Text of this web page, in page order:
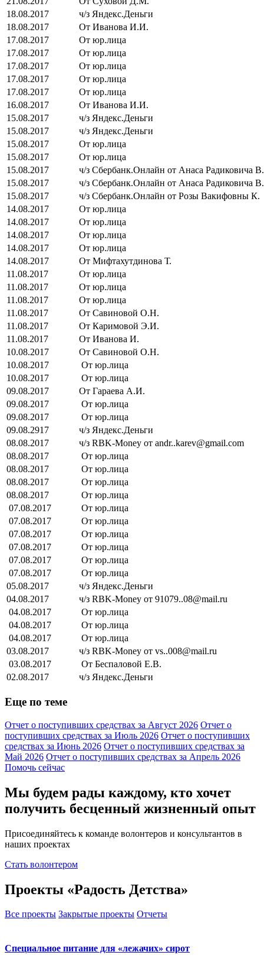
18.08.2017
ч/з Яндекс.Деньги
18.08.2017
От Иванова И.И.
17.08.2017
От юр.лица
17.08.2017
От юр.лица
17.08.2017
От юр.лица
17.08.2017
От юр.лица
17.08.2017
От юр.лица
16.08.2017
От Иванова И.И.
15.08.2017
ч/з Яндекс.Деньги
15.08.2017
ч/з Яндекс.Деньги
15.08.2017
От юр.лица
15.08.2017
От юр.лица
15.08.2017
ч/з Сбербанк.Онлайн от Анаса Радиковича В.
15.08.2017
ч/з Сбербанк.Онлайн от Анаса Радиковича В.
15.08.2017
ч/з Сбербанк.Онлайн от Розы Вакифовны К.
14.08.2017
От юр.лица
14.08.2017
От юр.лица
14.08.2017
От юр.лица
14.08.2017
От юр.лица
14.08.2017
От Мифтахутдинова Т.
11.08.2017
От юр.лица
11.08.2017
От юр.лица
11.08.2017
От юр.лица
11.08.2017
От Савиновой О.Н.
11.08.2017
От Каримовой Э.И.
11.08.2017
От Иванова И.
10.08.2017
От Савиновой О.Н.
10.08.2017
От юр.лица
10.08.2017
От юр.лица
09.08.2017
От Гараева А.И.
09.08.2017
От юр.лица
09.08.2017
От юр.лица
09.08.2917
ч/з Яндекс.Деньги
08.08.2017
ч/з RBK-Money от andr..karev@gmail.com
08.08.2017
От юр.лица
08.08.2017
От юр.лица
08.08.2017
От юр.лица
08.08.2017
От юр.лица
07.08.2017
От юр.лица
07.08.2017
От юр.лица
07.08.2017
От юр.лица
07.08.2017
От юр.лица
07.08.2017
От юр.лица
07.08.2017
От юр.лица
05.08.2017
ч/з Яндекс.Деньги
04.08.2017
ч/з RBK-Money от 91079..08@mail.ru
04.08.2017
От юр.лица
04.08.2017
От юр.лица
04.08.2017
От юр.лица
03.08.2017
ч/з RBK-Money от vs..008@mail.ru
03.08.2017
От Беспаловой Е.В.
02.08.2017
ч/з Яндекс.Деньги
Еще по теме
Отчет о поступивших средствах за Август 2026 Отчет о
поступивших средствах за Июль 2026 Отчет о поступивших
средствах за Июнь 2026 Отчет о поступивших средствах за
Май 2026 Отчет о поступивших средствах за Апрель 2026
Помочь сейчас
Мы будем рады каждому, кто хочет
получить бесценный жизненный опыт
Присоединяйтесь к команде волонтеров и консультантов в
наших проектах
Стать волонтером
Проекты «Радость Детства»
Все проекты Закрытые проекты Отчеты
Специальное питание для «лежачих» сирот